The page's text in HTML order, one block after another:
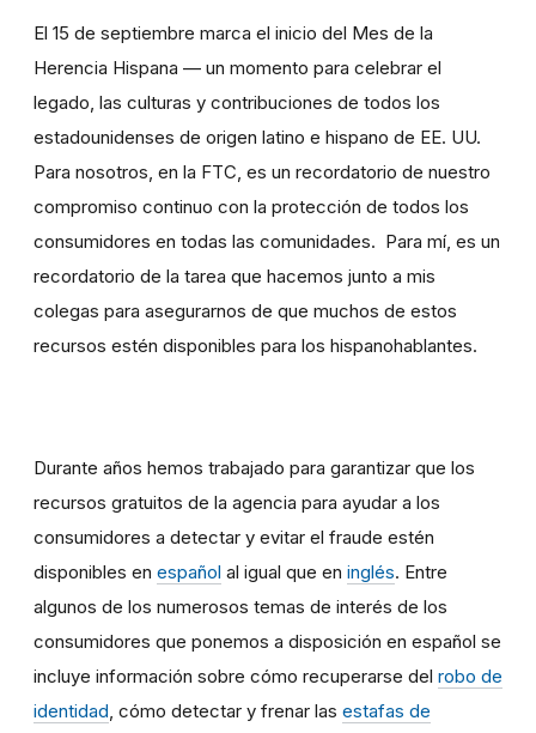
El 15 de septiembre marca el inicio del Mes de la
Herencia Hispana — un momento para celebrar el
legado, las culturas y contribuciones de todos los
estadounidenses de origen latino e hispano de EE. UU.
Para nosotros, en la FTC, es un recordatorio de nuestro
compromiso continuo con la protección de todos los
consumidores en todas las comunidades. Para mí, es un
recordatorio de la tarea que hacemos junto a mis
colegas para asegurarnos de que muchos de estos
recursos estén disponibles para los hispanohablantes.
Durante años hemos trabajado para garantizar que los
recursos gratuitos de la agencia para ayudar a los
consumidores a detectar y evitar el fraude estén
disponibles en español al igual que en inglés. Entre
algunos de los numerosos temas de interés de los
consumidores que ponemos a disposición en español se
incluye información sobre cómo recuperarse del robo de
identidad, cómo detectar y frenar las estafas de